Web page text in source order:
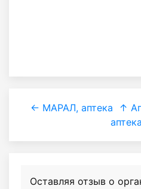
← МАРАЛ, аптека ↑
Оставляя отзыв о